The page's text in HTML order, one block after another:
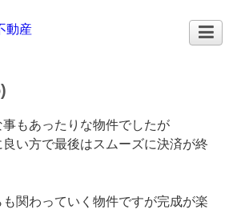
もあったりな物件でしたが
い方で最後はスムーズに決済が終
関わっていく物件ですが完成が楽